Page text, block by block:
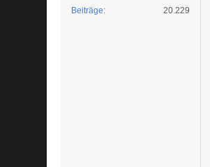
Beiträge
20.229